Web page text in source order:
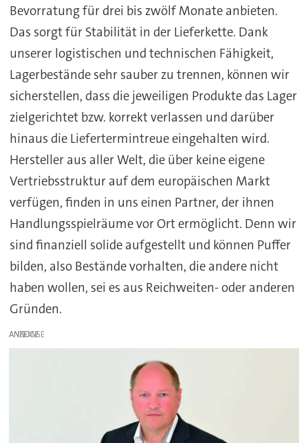
Bevorratung für drei bis zwölf Monate anbieten.
Das sorgt für Stabilität in der Lieferkette. Dank
unserer logistischen und technischen Fähigkeit,
Lagerbestände sehr sauber zu trennen, können wir
sicherstellen, dass die jeweiligen Produkte das Lager
zielgerichtet bzw. korrekt verlassen und darüber
hinaus die Liefertermintreue eingehalten wird.
Hersteller aus aller Welt, die über keine eigene
Vertriebsstruktur auf dem europäischen Markt
verfügen, finden in uns einen Partner, der ihnen
Handlungsspielräume vor Ort ermöglicht. Denn wir
sind finanziell solide aufgestellt und können Puffer
bilden, also Bestände vorhalten, die andere nicht
haben wollen, sei es aus Reichweiten- oder anderen
Gründen.
ANZEIGE